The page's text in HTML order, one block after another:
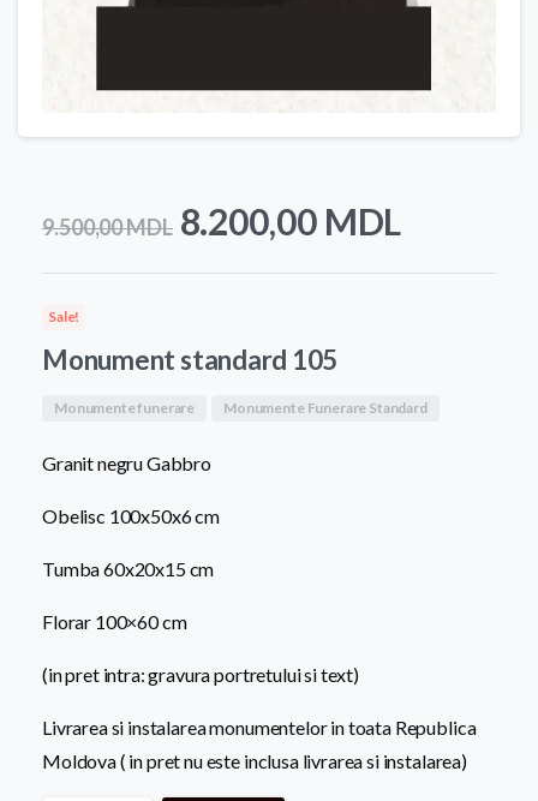
9.500,00MDL Prețul
inițial
fost:
9.500,00 MDL.
8.200,00 MDL
curent
Sale!
Monument standard 105
Monumente funerare Monumente Funerare Standard
Granit negru Gabbro
Obelisc 100x50x6 cm
Tumba 60x20x15 cm
Florar 100×60 cm
(in pret intra: gravura portretului si text)
Livrarea si instalarea monumentelor in toata Republica
Moldova ( in pret nu este inclusa livrarea si instalarea)